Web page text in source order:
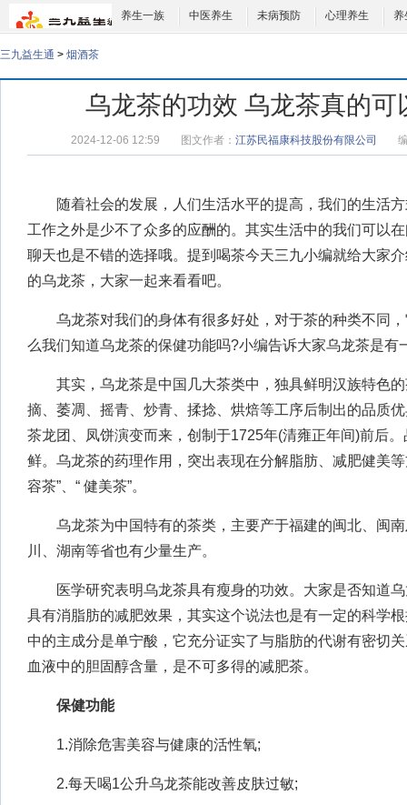
养生一族 中医养生 未病预防 心理养生 养
三九益生通 > 烟酒茶
乌龙茶的功效 乌龙茶真的可
2024-12-06 12:59 图文作者： 江苏民福康科技股份有限公司
随着社会的发展，人们生活水平的提高，我们的生活方
工作之外是少不了众多的应酬的。其实生活中的我们可以
聊天也是不错的选择哦。提到喝茶今天三九小编就给大家
的乌龙茶 ，大家一起来看看吧。
乌龙茶对我们的身体有很多好处，对于茶的种类不同，
么我们知道乌龙茶的保健功能吗?小编告诉大家乌龙茶是有
其实，乌龙茶是中国几大茶类中，独具鲜明汉族特色的
摘、萎凋、摇青、炒青、揉捻、烘焙等工序后制出的品质
茶龙团、凤饼演变而来，创制于1725年(清雍正年间)前后
鲜。乌龙茶的药理作用，突出表现在分解脂肪、减肥健美
容茶”、“ 健美茶”。
乌龙茶为中国特有的茶类，主要产于福建的闽北、闽南
川、湖南等省也有少量生产。
医学研究表明乌龙茶具有瘦身的功效。大家是否知道乌
具有消脂肪的减肥效果，其实这个说法也是有一定的科学
中的主成分是单宁酸，它充分证实了与脂肪的代谢有密切
血液中的胆固醇含量，是不可多得的减肥茶。
保健功能
1.消除危害美容与健康的活性氧;
2.每天喝1公升乌龙茶能改善皮肤过敏;